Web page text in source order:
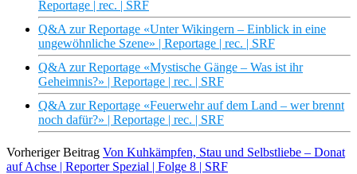
Reportage | rec. | SRF
Q&A zur Reportage «Unter Wikingern – Einblick in eine
ungewöhnliche Szene» | Reportage | rec. | SRF
Q&A zur Reportage «Mystische Gänge – Was ist ihr
Geheimnis?» | Reportage | rec. | SRF
Q&A zur Reportage «Feuerwehr auf dem Land – wer brennt
noch dafür?» | Reportage | rec. | SRF
Vorheriger Beitrag Von Kuhkämpfen, Stau und Selbstliebe – Donat
auf Achse | Reporter Spezial | Folge 8 | SRF